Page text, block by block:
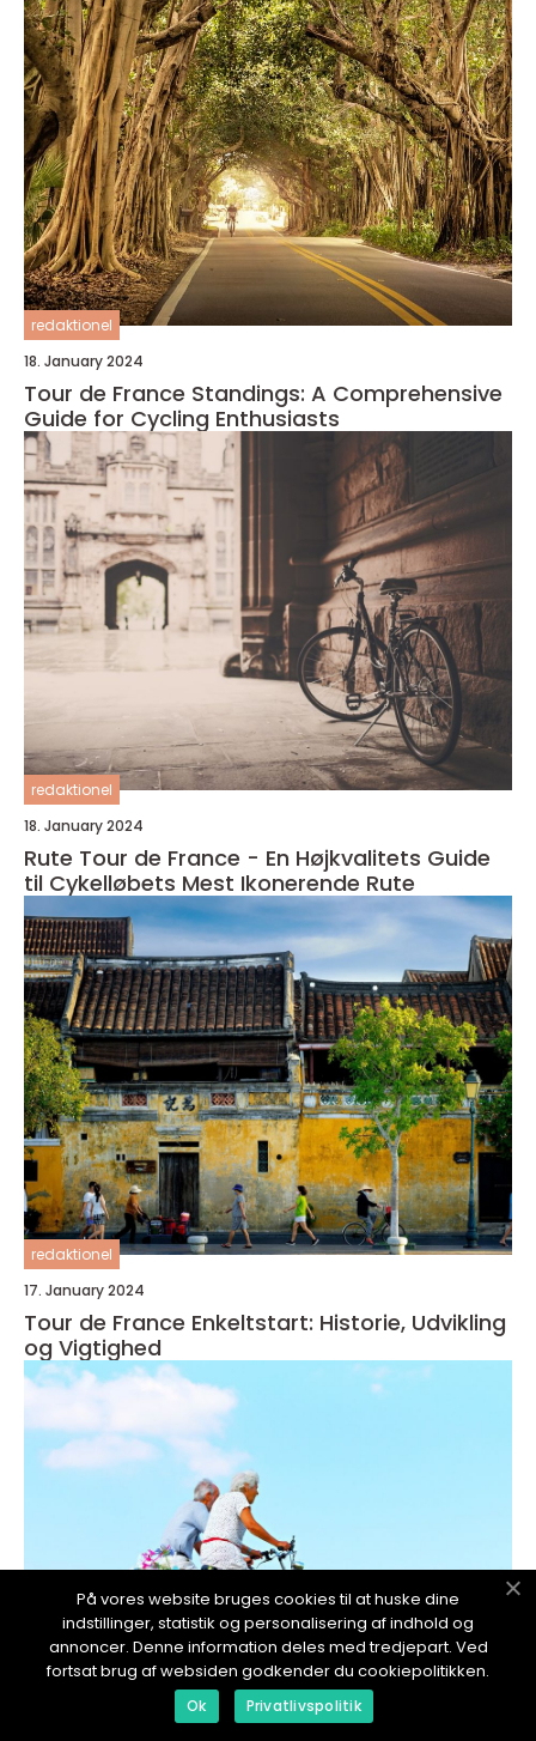
redaktionel
18. January 2024
Tour de France Standings: A Comprehensive
Guide for Cycling Enthusiasts
redaktionel
18. January 2024
Rute Tour de France - En Højkvalitets Guide
til Cykelløbets Mest Ikonerende Rute
redaktionel
17. January 2024
Tour de France Enkeltstart: Historie, Udvikling
og Vigtighed
På vores website bruges cookies til at huske dine
indstillinger, statistik og personalisering af indhold og
annoncer. Denne information deles med tredjepart. Ved
fortsat brug af websiden godkender du cookiepolitikken.
Ok Privatlivspolitik